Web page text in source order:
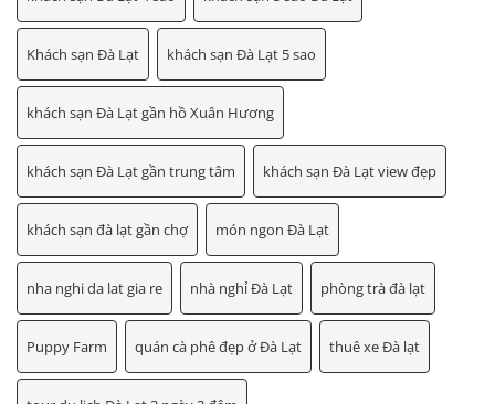
Khách sạn Đà Lạt khách sạn Đà Lạt 5 sao
khách sạn Đà Lạt gần hồ Xuân Hương
khách sạn Đà Lạt gần trung tâm khách sạn Đà Lạt view đẹp
khách sạn đà lạt gần chợ món ngon Đà Lạt
nha nghi da lat gia re nhà nghỉ Đà Lạt phòng trà đà lạt
Puppy Farm quán cà phê đẹp ở Đà Lạt thuê xe Đà lạt